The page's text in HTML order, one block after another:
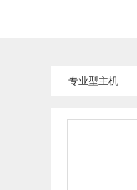
专业型主机